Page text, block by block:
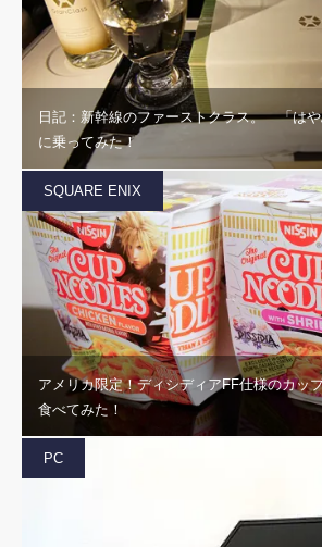
日記：新幹線のファーストクラス。 「は
に乗ってみた！
SQUARE ENIX
アメリカ限定！ディシディアFF仕様のカッ
食べてみた！
PC